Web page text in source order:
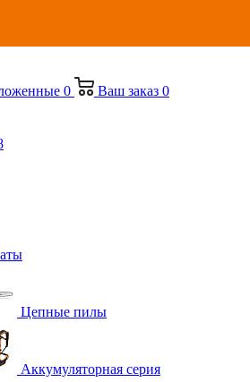
0 Ваш заказ 0
Цепные пилы
Аккумуляторная серия